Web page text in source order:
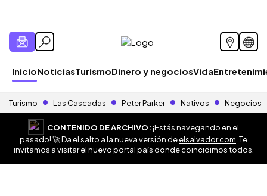
InicioNoticiasTurismoDinero y negociosVida
Turismo Las Cascadas Peter Parker Nativos Negocios
CONTENIDO DE ARCHIVO:¡Estás navegando en el
pasado! 🚀 Da el salto a la nueva versión deelsalvador.com . Te
invitamos a visitar el nuevo portal país donde coincidimos todos.